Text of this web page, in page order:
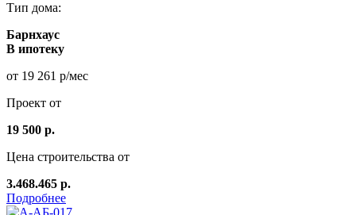
Тип дома:
Барнхаус
В ипотеку
от 19 261 р/мес
Проект от
19 500 р.
Цена строительства от
3.468.465 р.
Подробнее